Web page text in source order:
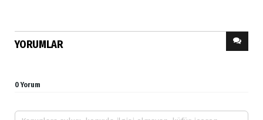
YORUMLAR
0 Yorum